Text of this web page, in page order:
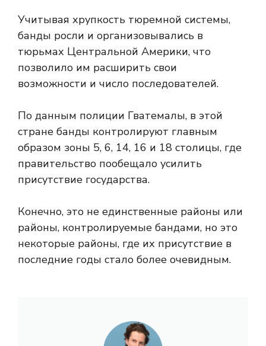
Учитывая хрупкость тюремной системы,
банды росли и организовывались в
тюрьмах Центральной Америки, что
позволило им расширить свои
возможности и число последователей.
По данным полиции Гватемалы, в этой
стране банды контролируют главным
образом зоны 5, 6, 14, 16 и 18 столицы, где
правительство пообещало усилить
присутствие государства.
Конечно, это не единственные районы или
районы, контролируемые бандами, но это
некоторые районы, где их присутствие в
последние годы стало более очевидным.